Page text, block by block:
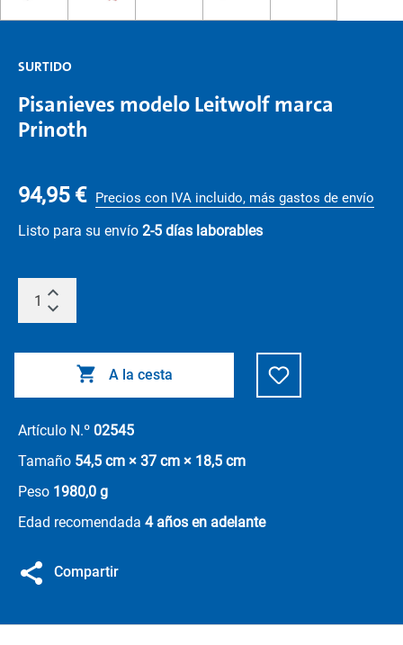
SURTIDO
Pisanieves modelo Leitwolf marca
Prinoth
94,95 € Precios con IVA incluido, más gastos de envío
Listo para su envío 2-5 días laborables
A la cesta
Artículo N.º 02545
Tamaño 54,5 cm × 37 cm × 18,5 cm
Peso 1980,0 g
Edad recomendada 4 años en adelante
Compartir